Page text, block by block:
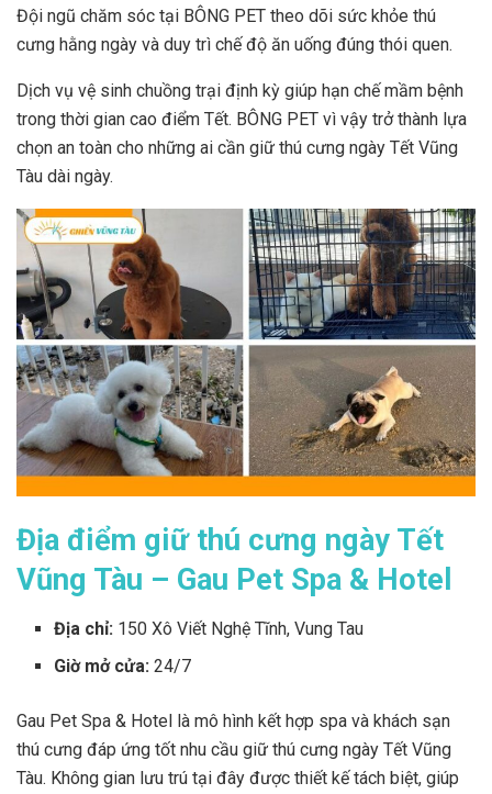
Đội ngũ chăm sóc tại BÔNG PET theo dõi sức khỏe thú
cưng hằng ngày và duy trì chế độ ăn uống đúng thói quen.
Dịch vụ vệ sinh chuồng trại định kỳ giúp hạn chế mầm bệnh
trong thời gian cao điểm Tết. BÔNG PET vì vậy trở thành lựa
chọn an toàn cho những ai cần giữ thú cưng ngày Tết Vũng
Tàu dài ngày.
Địa điểm giữ thú cưng ngày Tết
Vũng Tàu – Gau Pet Spa & Hotel
Địa chỉ: 150 Xô Viết Nghệ Tĩnh, Vung Tau
Giờ mở cửa: 24/7
Gau Pet Spa & Hotel là mô hình kết hợp spa và khách sạn
thú cưng đáp ứng tốt nhu cầu giữ thú cưng ngày Tết Vũng
Tàu. Không gian lưu trú tại đây được thiết kế tách biệt, giúp